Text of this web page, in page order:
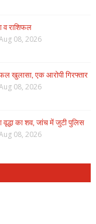
राशिफल
08, 2026
खुलासा, एक आरोपी गिरफ्तार
08, 2026
वृद्धा का शव, जांच में जुटी पुलिस
08, 2026